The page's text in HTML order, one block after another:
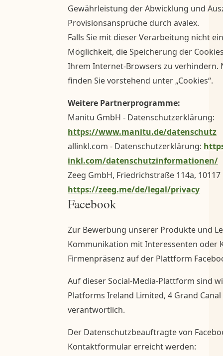
Gewährleistung der Abwicklung und
Provisionsansprüche durch avalex.
Falls Sie mit dieser Verarbeitung nicht
Möglichkeit, die Speicherung der
Ihrem Internet-Browsers zu
finden Sie vorstehend unter „Cookies“.
Weitere Partnerprogramme:
Manitu GmbH - Datenschutzerklärung:
https://www.manitu.de/datenschutz
allinkl.com - Datenschutzerklärung:
inkl.com/datenschutzinformationen/
Zeeg GmbH, Friedrichstraße 114a,
https://zeeg.me/de/legal/privacy
Facebook
Zur Bewerbung unserer Produkte und
Kommunikation mit Interessenten oder
Firmenpräsenz auf der Plattform
Auf dieser Social-Media-Plattform sind
Platforms Ireland Limited, 4 Grand
verantwortlich.
Der Datenschutzbeauftragte von
Kontaktformular erreicht werden: